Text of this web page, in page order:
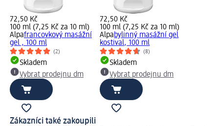
72,50 Kč
100 ml (7,25 Kč za 10 ml)
Alpafrancovkový masážní
gel , 100 ml
(2)
Skladem
Vybrat prodejnu dm
72,50 Kč
100 ml (7,25 Kč za 10 ml)
Alpabylinný masážní gel
kostival, 100 ml
(8)
Skladem
Vybrat prodejnu dm
Zákazníci také zakoupili